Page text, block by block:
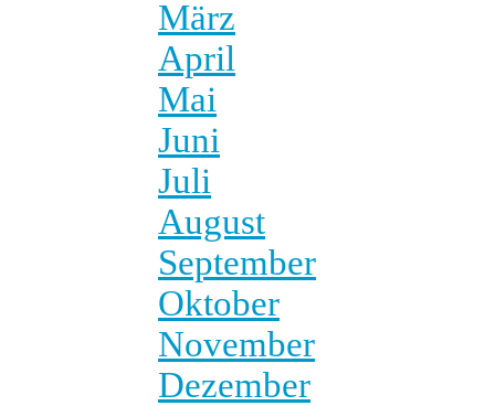
März
April
Mai
Juni
Juli
August
September
Oktober
November
Dezember